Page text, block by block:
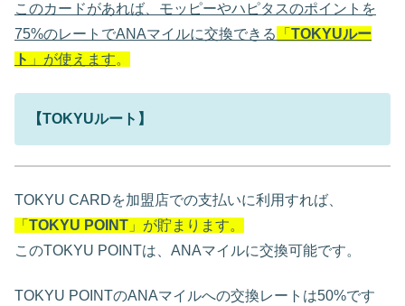
このカードがあれば、モッピーやハピタスのポイントを
75%のレートでANAマイルに交換できる
「 TOKYUルー
ト 」が使えます。
【TOKYUルート】
TOKYU CARDを加盟店での支払いに利用すれば、
「 TOKYU POINT 」が貯まります。
このTOKYU POINTは、ANAマイルに交換可能です。
TOKYU POINTのANAマイルへの交換レートは50%です